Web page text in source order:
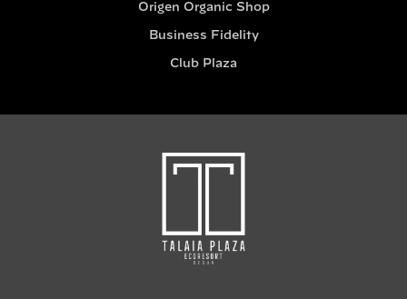
Origen Organic Shop
Business Fidelity
Club Plaza